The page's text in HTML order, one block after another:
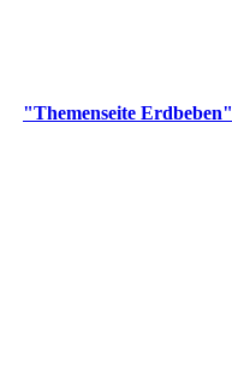
"Themenseite Erdbeben"